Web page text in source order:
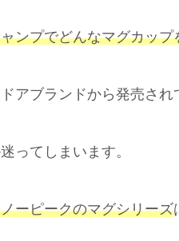
ンプでどんなマグカッ
アブランドから発売され
ってしまいます。
ーピークのマグシリーズ